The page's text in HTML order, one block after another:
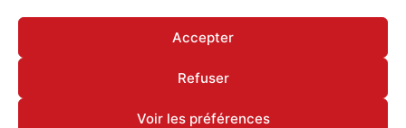
Accepter
Refuser
Voir les préférences
Mentions légales & politique de confidentialité
Déclaration d’accessibilité